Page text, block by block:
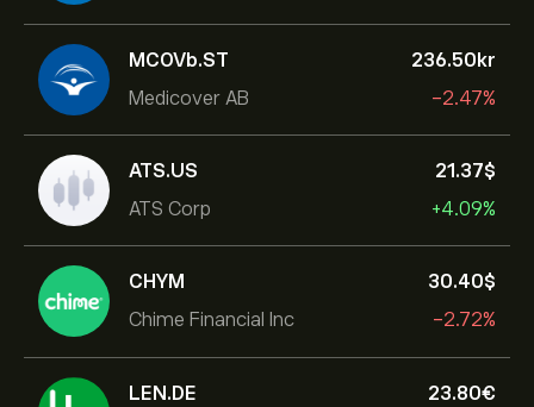
MCOVb.ST
Medicover AB
236.50‎kr‎
-2.47%
ATS.US
ATS Corp
21.37‎$‎
+4.09%
CHYM
Chime Financial Inc
30.40‎$‎
-2.72%
LEN.DE
23.80‎€‎